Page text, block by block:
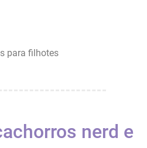
nerd e